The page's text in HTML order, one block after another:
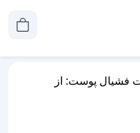
فشیال پوست: از